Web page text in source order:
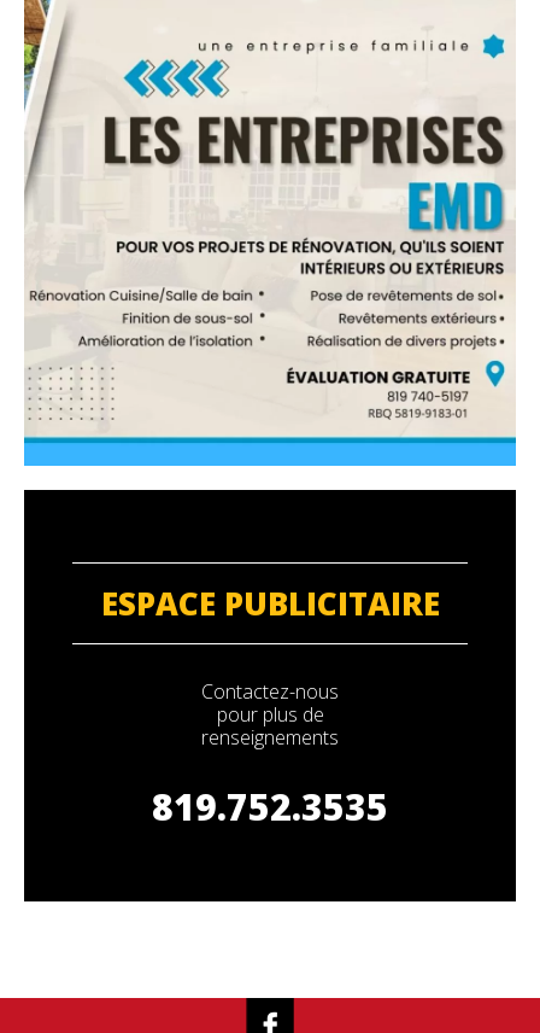
ESPACE PUBLICITAIRE
Contactez-nous
pour plus de
renseignements
819.752.3535